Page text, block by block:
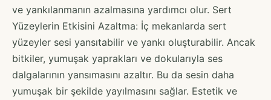
ve yankılanmanın azalmasına yardımcı olur. Sert
Yüzeylerin Etkisini Azaltma: İç mekanlarda sert
yüzeyler sesi yansıtabilir ve yankı oluşturabilir. Ancak
bitkiler, yumuşak yaprakları ve dokularıyla ses
dalgalarının yansımasını azaltır. Bu da sesin daha
yumuşak bir şekilde yayılmasını sağlar. Estetik ve